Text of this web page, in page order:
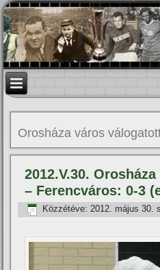
Orosháza város
2012.V.30.
– Ferencváros: 0-3
Közzétéve: 2012. május 30.